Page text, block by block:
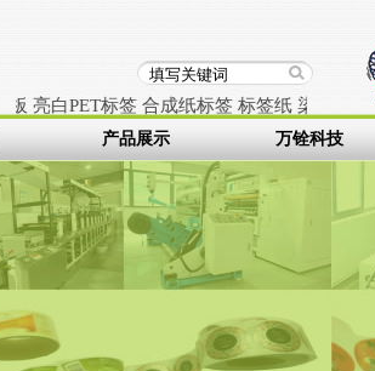
亮白PET标签合成纸标签标签纸染色标签纸
产品展示 万铨科技